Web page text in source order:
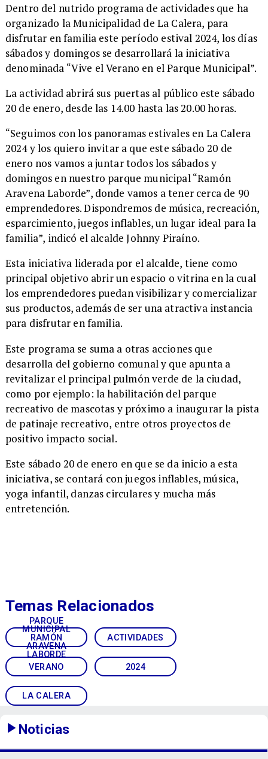
​Dentro del nutrido programa de actividades que ha
organizado la Municipalidad de La Calera, para
disfrutar en familia este período estival 2024, los días
sábados y domingos se desarrollará la iniciativa
denominada “Vive el Verano en el Parque Municipal”.
​La actividad abrirá sus puertas al público este sábado
20 de enero, desde las 14.00 hasta las 20.00 horas.
​“Seguimos con los panoramas estivales en La Calera
2024 y los quiero invitar a que este sábado 20 de
enero nos vamos a juntar todos los sábados y
domingos en nuestro parque municipal “Ramón
Aravena Laborde”, donde vamos a tener cerca de 90
emprendedores. Dispondremos de música, recreación,
esparcimiento, juegos inflables, un lugar ideal para la
familia”, indicó el alcalde Johnny Piraíno.
​Esta iniciativa liderada por el alcalde, tiene como
principal objetivo abrir un espacio o vitrina en la cual
los emprendedores puedan visibilizar y comercializar
sus productos, además de ser una atractiva instancia
para disfrutar en familia.
Este programa se suma a otras acciones que
desarrolla del gobierno comunal y que apunta a
revitalizar el principal pulmón verde de la ciudad,
como por ejemplo: la habilitación del parque
recreativo de mascotas y próximo a inaugurar la pista
de patinaje recreativo, entre otros proyectos de
positivo impacto social.
​Este sábado 20 de enero en que se da inicio a esta
iniciativa, se contará con juegos inflables, música,
yoga infantil, danzas circulares y mucha más
entretención.
PARQUE
MUNICIPAL
RAMÓN
ARAVENA
LABORDE
ACTIVIDADES
VERANO 2024
LA CALERA
Temas Relacionados
Noticias